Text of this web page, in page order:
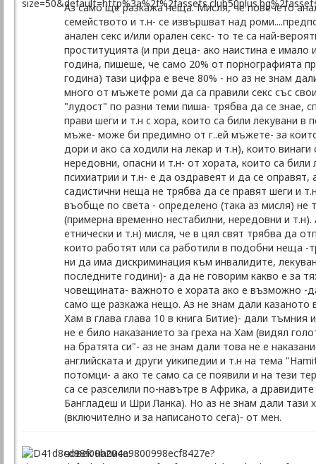
Аз само ще разкажа неща. Мисля, че повечето
семейството и т.н- се извършват над
анален секс и/или орален секс- то те са най-
проституцията (и при деца- ако наистина е имало
година, пишеше, че само 20% от порнографията
година) тази цифра е вече 80% - но аз не знам
много от мъжете роми да са правили секс със
"лудост" по разни теми пиша- трябва да се знае,
прави шеги и т.н с хора, които са били лекувани
мъже- може би предимно от г..ей мъжете- за
дори и ако са ходили на лекар и т.н), които
нередовни, опасни и т.н- от хората, които са
психиатрии и т.н- е да оздравеят и да се
садистични неща не трябва да се правят шеги и
въобще по света - определено (така аз мисля) не
(примерна временно нестабилни, нередовни и
етнически и т.н) мисля, че в цял свят трябва да
които работят или са работили в подобни неща
ни да има дискриминация към инвалидите,
последните години)- а да не говорим какво е за
човещината- важното е хората ако е възможно -
само ще разкажа нещо. Аз не знам дали казаното
Хам в глава глава 10 в книга Битие)- дали
не е било наказанието за греха на Хам (видял
на братята си"- аз не знам дали това не е
английската и други уикипедии и т.н на тема
потомци- а ако те само са се появили и на тези
са се разселили по-навътре в Африка, а
Бангладеш и Шри Ланка). Но аз не знам дали тази
(включително и за написаното сега)- от мен.
човек написа: